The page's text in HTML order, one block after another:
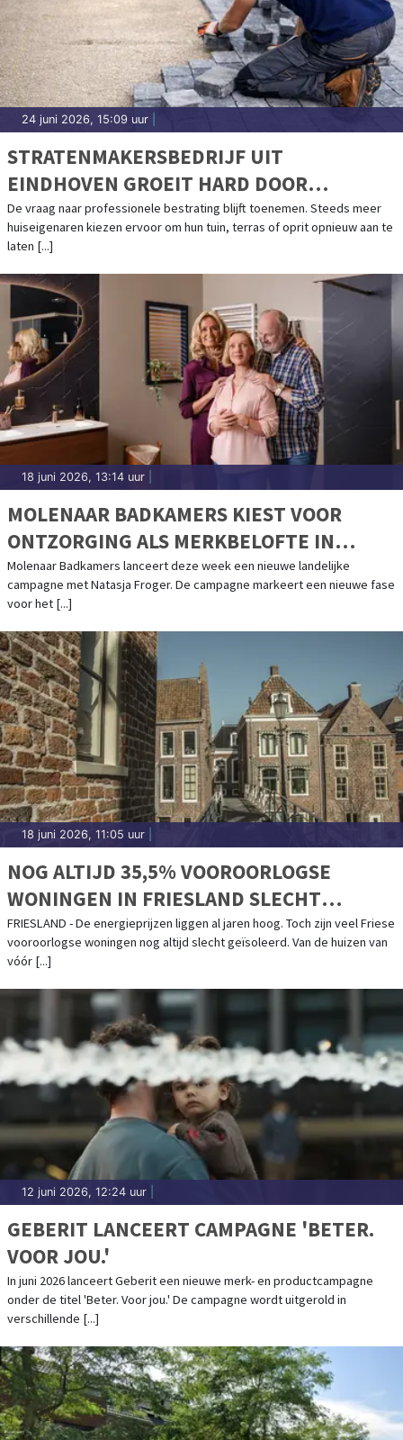
24 juni 2026, 15:09 uur
STRATENMAKERSBEDRIJF UIT
EINDHOVEN GROEIT HARD DOOR
TOENEMENDE VRAAG
De vraag naar professionele bestrating blijft toenemen. Steeds meer
huiseigenaren kiezen ervoor om hun tuin, terras of oprit opnieuw aan te
laten [...]
18 juni 2026, 13:14 uur
MOLENAAR BADKAMERS KIEST VOOR
ONTZORGING ALS MERKBELOFTE IN
NIEUWE CAMPAGNE MET NATASJA
FROGER
Molenaar Badkamers lanceert deze week een nieuwe landelijke
campagne met Natasja Froger. De campagne markeert een nieuwe fase
voor het [...]
18 juni 2026, 11:05 uur
NOG ALTIJD 35,5% VOOROORLOGSE
WONINGEN IN FRIESLAND SLECHT
GEÏSOLEERD
FRIESLAND - De energieprijzen liggen al jaren hoog. Toch zijn veel Friese
vooroorlogse woningen nog altijd slecht geïsoleerd. Van de huizen van
vóór [...]
12 juni 2026, 12:24 uur
GEBERIT LANCEERT CAMPAGNE 'BETER.
VOOR JOU.'
In juni 2026 lanceert Geberit een nieuwe merk- en productcampagne
onder de titel 'Beter. Voor jou.' De campagne wordt uitgerold in
verschillende [...]